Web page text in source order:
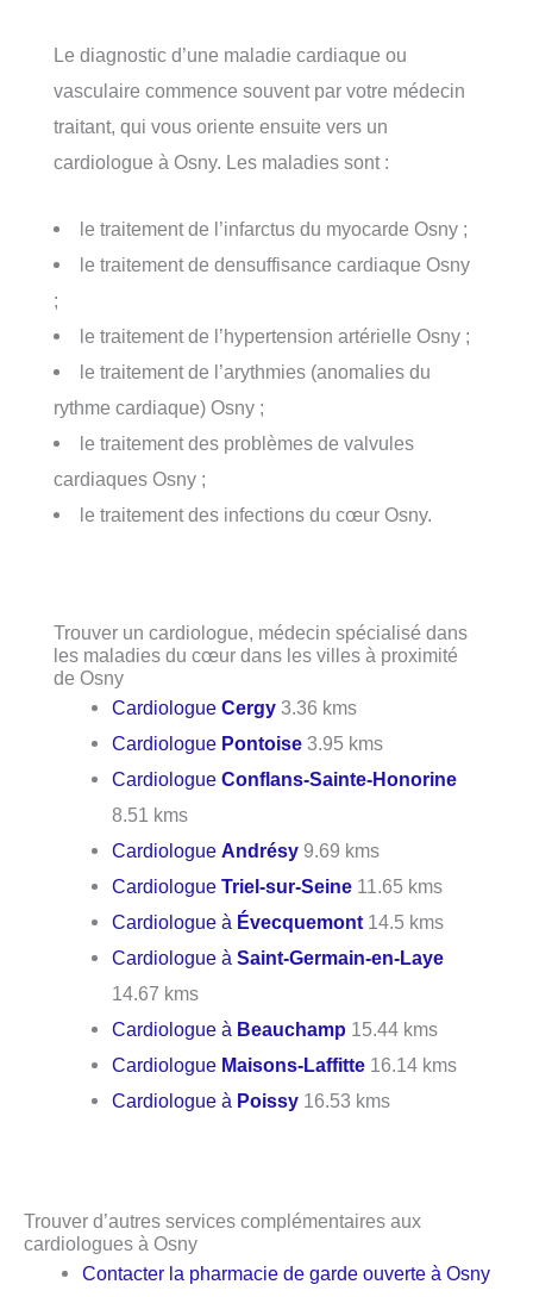
Le diagnostic d’une maladie cardiaque ou
vasculaire commence souvent par votre médecin
traitant, qui vous oriente ensuite vers un
cardiologue à Osny. Les maladies sont :
le traitement de l’infarctus du myocarde Osny ;
le traitement de densuffisance cardiaque Osny
;
le traitement de l’hypertension artérielle Osny ;
le traitement de l’arythmies (anomalies du
rythme cardiaque) Osny ;
le traitement des problèmes de valvules
cardiaques Osny ;
le traitement des infections du cœur Osny.
Trouver un cardiologue, médecin spécialisé dans
les maladies du cœur dans les villes à proximité
de Osny
CardiologueCergy 3.36 kms
Cardiologue Pontoise 3.95 kms
CardiologueConflans-Sainte-Honorine
8.51 kms
CardiologueAndrésy 9.69 kms
CardiologueTriel-sur-Seine 11.65 kms
Cardiologue à Évecquemont 14.5 kms
Cardiologue àSaint-Germain-en-Laye
14.67 kms
Cardiologue à Beauchamp 15.44 kms
Cardiologue Maisons-Laffitte 16.14 kms
Cardiologue à Poissy 16.53 kms
Trouver d’autres services complémentaires aux
cardiologues à Osny
Contacter la pharmacie de garde ouverte à Osny